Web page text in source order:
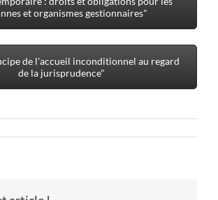
et organismes gestionnaires"
de l'accueil inconditionnel au regard
de la jurisprudence"